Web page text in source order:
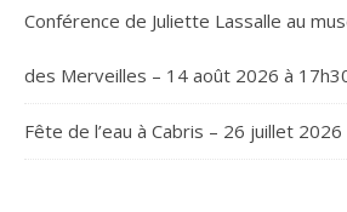
Conférence de Juliette Lassalle au
des Merveilles – 14 août 2026 à
Fête de l’eau à Cabris – 26 juillet 2026